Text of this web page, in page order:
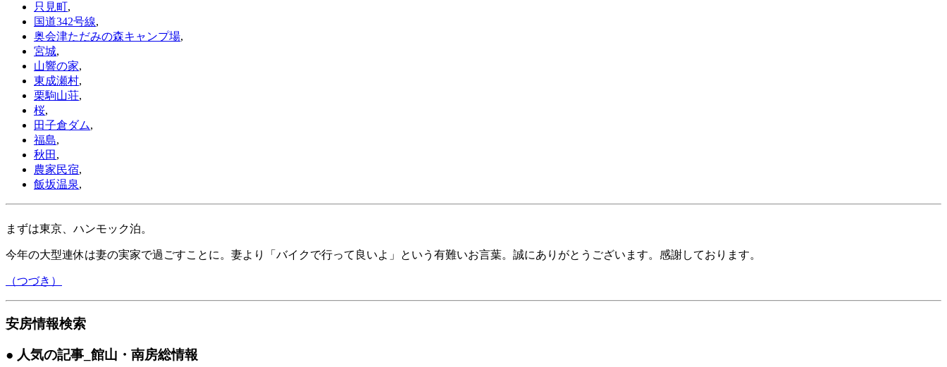
只見町,
国道342号線,
奥会津ただみの森キャンプ場,
宮城,
山響の家,
東成瀬村,
栗駒山荘,
桜,
田子倉ダム,
福島,
秋田 ,
農家民宿,
飯坂温泉,
まずは東京、ハンモック泊。
今年の大型連休は妻の実家で過ごすことに。妻より「バイクで行って良いよ」という有難いお言葉。誠にありがとうございます。感謝しております。
（つづき）
安房情報検索
● 人気の記事 _館山・南房総情報